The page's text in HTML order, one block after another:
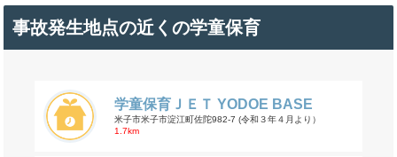
事故発生地点の近くの学童保育
学童保育ＪＥＴ YODOE BASE
米子市米子市淀江町佐陀982-7 (令和３年４月より）
1.7km